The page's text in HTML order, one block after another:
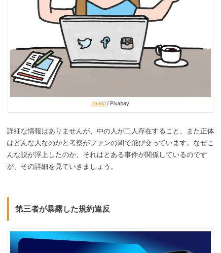
ijmaki/ Pixabay
詳細な情報はありませんが、中の人が二人存在すること、また正体
はどんな人なのかと考察がファンの間で飛び交っています。なぜこ
んな説が浮上したのか、それはとある事件が関係しているのです
が、その詳細を見ていきましょう。
第三者が暴露した規約違反